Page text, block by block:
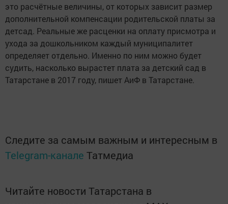
это расчётные величины, от которых зависит размер
дополнительной компенсации родительской платы за
детсад. Реальные же расценки на оплату присмотра и
ухода за дошкольником каждый муниципалитет
определяет отдельно. Именно по ним можно будет
судить, насколько вырастет плата за детский сад в
Татарстане в 2017 году, пишет АиФ в Татарстане.
Следите за самым важным и интересным в
Telegram-канале Татмедиа
Читайте новости Татарстана в